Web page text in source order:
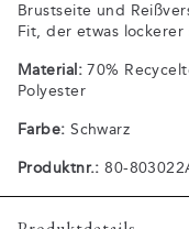
Brustseite und
Fit, der etwas
Material:70%
Polyester
Farbe: Schwarz
Produktnr.: 80-